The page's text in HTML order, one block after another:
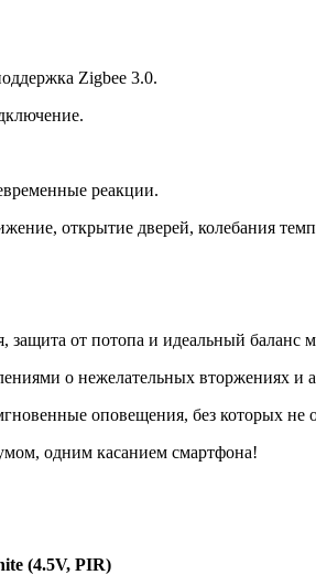
Zigbee 3.0.
реакции.
открытие дверей, колебания
защита от потопа и идеальный баланс
о нежелательных вторжениях и
оповещения, без которых не
одним касанием смартфона!
(4.5V, PIR)